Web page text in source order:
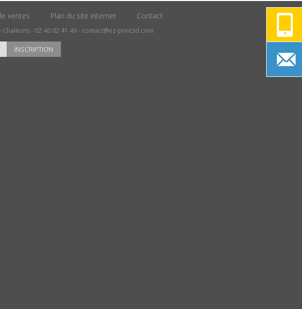
ventes Plan du site internet Contact
- 02 40 02 41 49 - contact@ez-print3d.com
INSCRIPTION